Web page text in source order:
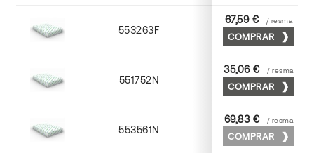
553263F 63 x 88
67,59 € / resma
COMPRAR
551752N 52 x 70
35,06 € / resma
COMPRAR
553561N 63 x 88
69,83 € / resma
COMPRAR